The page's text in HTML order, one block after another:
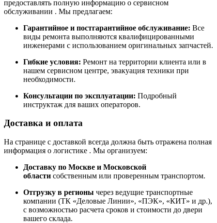
предоставлять полную информацию о сервисном
обслуживании . Мы предлагаем:
Гарантийное и постгарантийное обслуживание: Все
виды ремонта выполняются квалифицированными
инженерами с использованием оригинальных запчастей.
Гибкие условия: Ремонт на территории клиента или в
нашем сервисном центре, эвакуация техники при
необходимости.
Консультации по эксплуатации: Подробный
инструктаж для ваших операторов.
Доставка и оплата
На странице с доставкой всегда должна быть отражена полная
информация о логистике . Мы организуем:
Доставку по Москве и Московской
области собственным или проверенным транспортом.
Отгрузку в регионы через ведущие транспортные
компании (ТК «Деловые Линии», «ПЭК», «КИТ» и др.),
с возможностью расчета сроков и стоимости до двери
вашего склада.